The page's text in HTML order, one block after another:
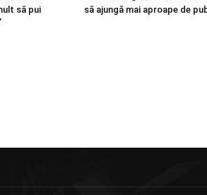
să pui
să ajungă mai aproape de